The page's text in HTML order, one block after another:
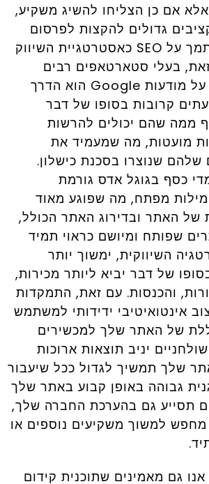
אם כן הצליחו להשיג משקיע,
גדולים להקצות לפרסום
ולכן עליהם להסתמך על SEO כאסטרטגיית השיווק
בעלי סטארטאפים רבים
מניחים שתשלום על מודעות Google הוא הדרך
קרובות בסופו של דבר
ממה שהם יכולים להרשות
מועטות, מה שמעמיד את
שנוצרו בסכנת כישלון.
כסף בגוגל אדס גורמת
מילות מפתח, מה שפוגע מאוד
של האתר ובדירוג האתר הכולל,
שפותח ומיושם כראוי תמיד
השיווקית, ימשוך יותר
של דבר יביא ליותר מכירות,
והכנסות. עם זאת, התמקדות
אינטואיטיבי ידידותי למשתמש
של האתר שלך למכשירים
יניב תוצאות ארוכות
שלך תמשיך לגדול ככל שיעבור
גבוהה באופן קבוע באתר שלך
תסייע גם בהערכת החברה שלך,
למשוך משקיעים נוספים או
ב-SEO Jokers אנו גם מאמינים שתוכנית קידום